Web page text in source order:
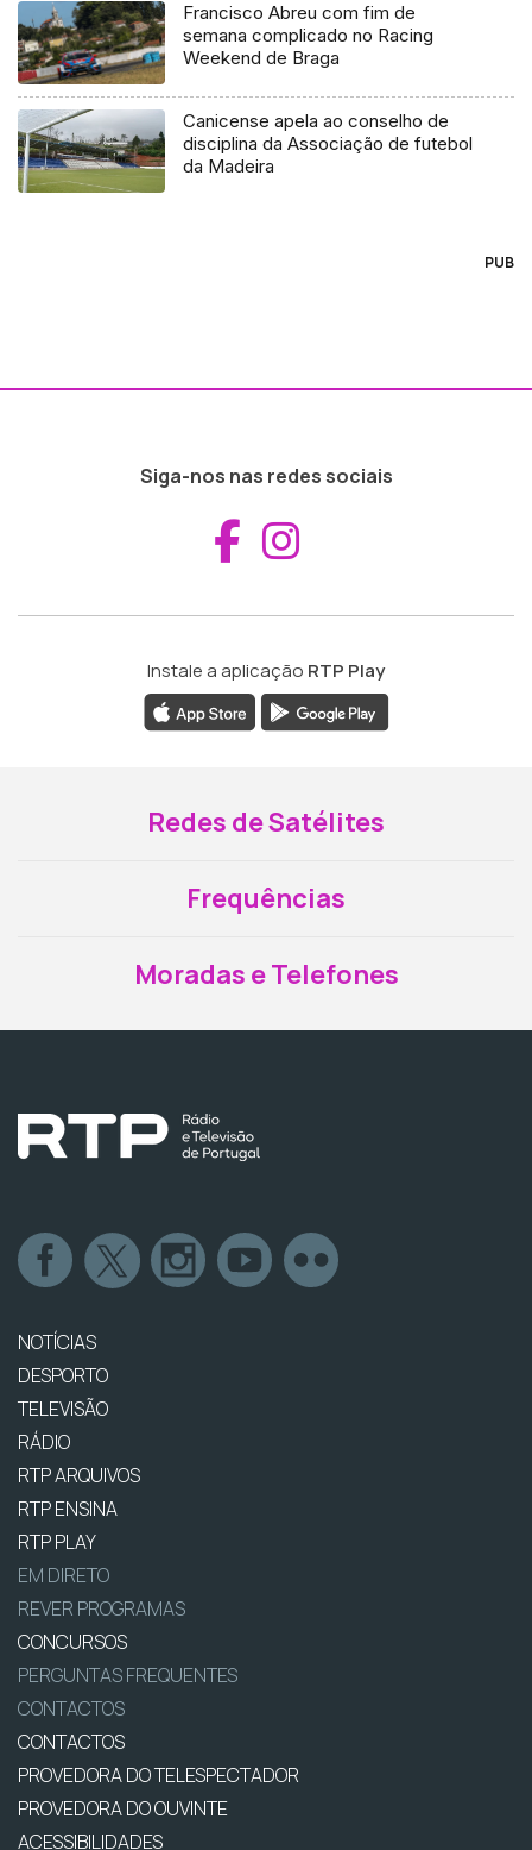
Francisco Abreu com fim de
semana complicado no Racing
Weekend de Braga
Canicense apela ao conselho de
disciplina da Associação de futebol
da Madeira
PUB
Siga-nos nas redes sociais
Aceder ao
Instale a aplicação RTP Play
Redes de Satélites
Frequências
Moradas e Telefones
NOTÍCIAS
DESPORTO
TELEVISÃO
RÁDIO
RTP ARQUIVOS
RTP ENSINA
RTP PLAY
EM DIRETO
REVER PROGRAMAS
CONCURSOS
PERGUNTAS FREQUENTES
CONTACTOS
CONTACTOS
PROVEDORA DO TELESPECTADOR
PROVEDORA DO OUVINTE
ACESSIBILIDADES